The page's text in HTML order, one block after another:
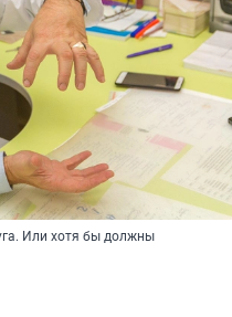
Или хотя бы должны